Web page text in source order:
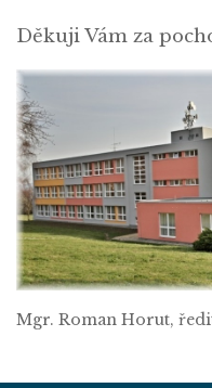
Děkuji Vám za
Mgr. Roman Horut,